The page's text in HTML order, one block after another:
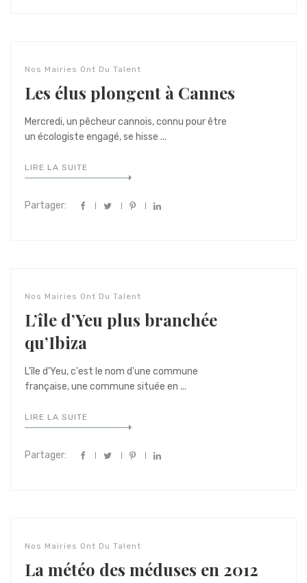
Nos Mairies Ont Du Talent
Les élus plongent à Cannes
Mercredi, un pêcheur cannois, connu pour être
un écologiste engagé, se hisse ...
LIRE LA SUITE
Partager:
Nos Mairies Ont Du Talent
L’île d’Yeu plus branchée
qu’Ibiza
L'île d'Yeu, c'est le nom d'une commune
française, une commune située en ...
LIRE LA SUITE
Partager:
Nos Mairies Ont Du Talent
La météo des méduses en 2012